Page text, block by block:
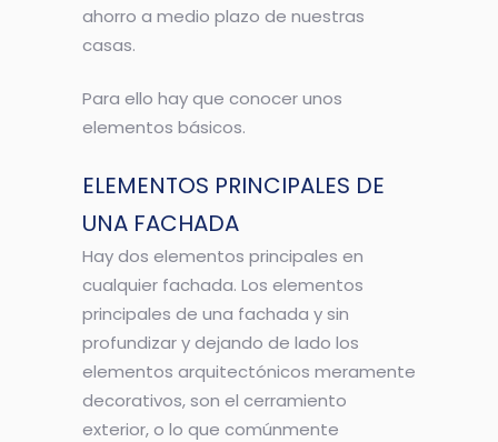
ahorro a medio plazo de nuestras
casas.
Para ello hay que conocer unos
elementos básicos.
ELEMENTOS PRINCIPALES DE
UNA FACHADA
Hay dos elementos principales en
cualquier fachada. Los elementos
principales de una fachada y sin
profundizar y dejando de lado los
elementos arquitectónicos meramente
decorativos, son el cerramiento
exterior, o lo que comúnmente